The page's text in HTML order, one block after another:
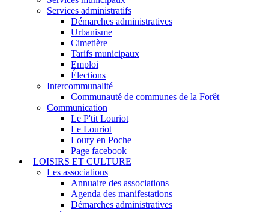
Services administratifs
Démarches administratives
Urbanisme
Cimetière
Tarifs municipaux
Emploi
Élections
Intercommunalité
Communauté de communes de la Forêt
Communication
Le P'tit Louriot
Le Louriot
Loury en Poche
Page facebook
LOISIRS ET CULTURE
Les associations
Annuaire des associations
Agenda des manifestations
Démarches administratives